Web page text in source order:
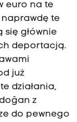
euro na te
te
głównie
deportacją.
już
działania,
z
do pewnego